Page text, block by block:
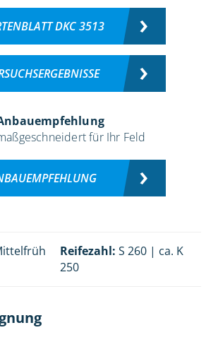
DKC 3513
für Ihr Feld
Reifezahl: S 260 | ca. K
250